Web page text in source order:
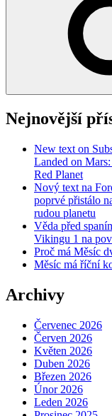
Nejnovější
New text on
Landed on
Red Planet
Nový text na
poprvé přistálo
rudou planetu
Věda před
Vikingu 1 na
Proč má Měsíc
Měsíc má říční
Archivy
Červenec 2026
Červen 2026
Květen 2026
Duben 2026
Březen 2026
Únor 2026
Leden 2026